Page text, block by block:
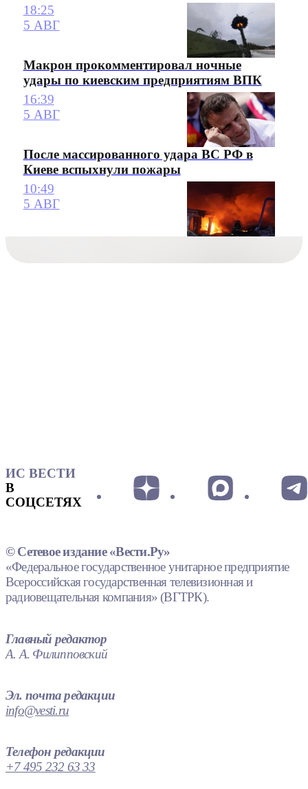
18:25
5 АВГ
Макрон прокомментировал ночные
удары по киевским предприятиям ВПК
16:39
5 АВГ
После массированного удара ВС РФ в
Киеве вспыхнули пожары
10:49
5 АВГ
ИС ВЕСТИ
В
СОЦСЕТЯХ
© Сетевое издание «Вести.Ру»
«Федеральное государственное унитарное предприятие
Всероссийская государственная телевизионная и
радиовещательная компания» (ВГТРК).
Главный редактор
А. А. Филипповский
Эл. почта редакции
info@vesti.ru
Телефон редакции
+7 495 232 63 33